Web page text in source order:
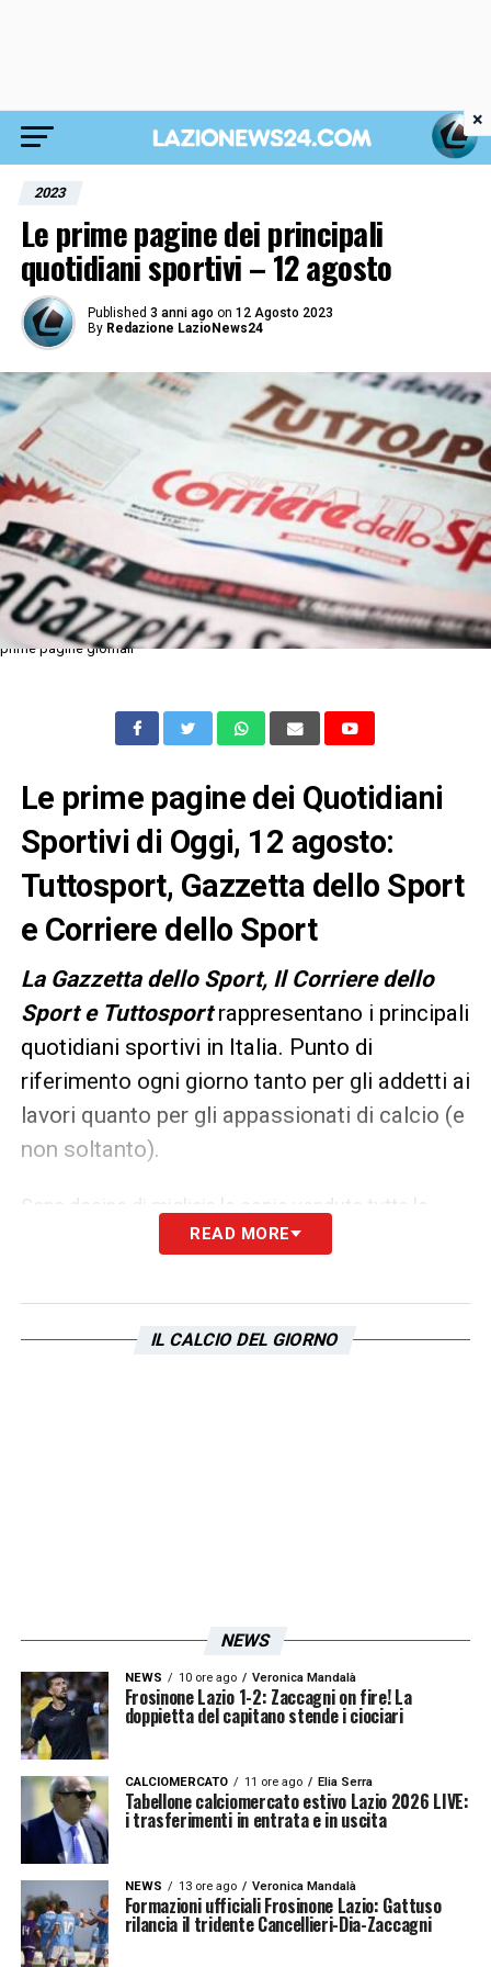
2023
Le prime pagine dei principali
quotidiani sportivi – 12 agosto
Published 3 anni ago on 12 Agosto 2023
By Redazione LazioNews24
prime pagine giornali
Le prime pagine dei Quotidiani
Sportivi di Oggi, 12 agosto:
Tuttosport, Gazzetta dello Sport
e Corriere dello Sport
La Gazzetta dello Sport, Il Corriere dello
Sport e Tuttosportrappresentano i principali
quotidiani sportivi in Italia. Punto di
riferimento ogni giorno tanto per gli addetti ai
lavori quanto per gli appassionati di calcio (e
non soltanto).
Sono decine di migliaia le copie vendute tutte le
mattine in edicola, ma un’anteprima dei principali
precedente. Ecco, allora, le prime pagine
deiQuotidiani Sportividi oggi in edicola.
READ MORE
IL CALCIO DEL GIORNO
NEWS
NEWS 10 ore ago Veronica Mandalà
Frosinone Lazio 1-2: Zaccagni on fire! La
doppietta del capitano stende i ciociari
CALCIOMERCATO 11 ore ago Elia Serra
Tabellone calciomercato estivo Lazio 2026 LIVE:
i trasferimenti in entrata e in uscita
NEWS 13 ore ago Veronica Mandalà
Formazioni ufficiali Frosinone Lazio: Gattuso
rilancia il tridente Cancellieri-Dia-Zaccagni
×